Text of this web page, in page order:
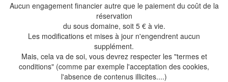
Aucun engagement financier autre que le paiement du coût de la
réservation
du sous domaine, soit 5 € à vie.
Les modifications et mises à jour n'engendrent aucun
supplément.
Mais, cela va de soi, vous devrez respecter les "termes et
conditions" (comme par exemple l'acceptation des cookies,
l'absence de contenus illicites....)